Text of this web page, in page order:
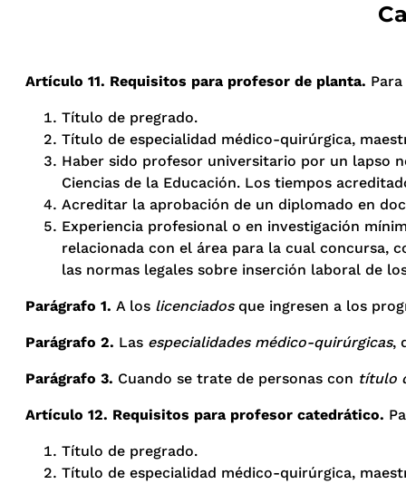
Artículo 11. Requisitos para profesor de planta.
Título de pregrado.
Título de especialidad médico-quirúrgica,
Haber sido profesor universitario por un lapso
Ciencias de la Educación. Los tiempos
Acreditar la aprobación de un diplomado en
Experiencia profesional o en investigación
relacionada con el área para la cual concursa,
las normas legales sobre inserción laboral de
Parágrafo 1. A los licenciadosque ingresen a los
Parágrafo 2. Las especialidades médico-quirúrgicas,
Parágrafo 3. Cuando se trate de personas con título
Artículo 12. Requisitos para profesor catedrático.
Título de pregrado.
Título de especialidad médico-quirúrgica,